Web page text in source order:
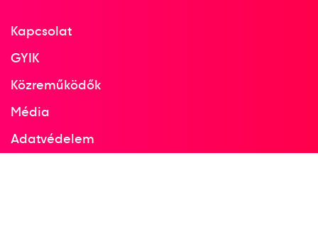
Kapcsolat
GYIK
Közreműködők
Média
Adatvédelem